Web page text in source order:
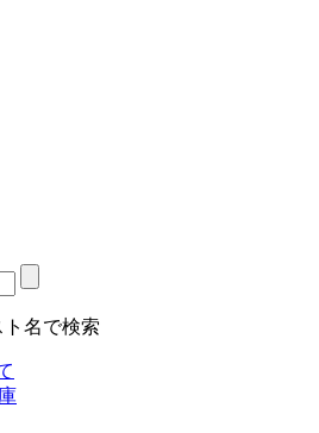
名で検索